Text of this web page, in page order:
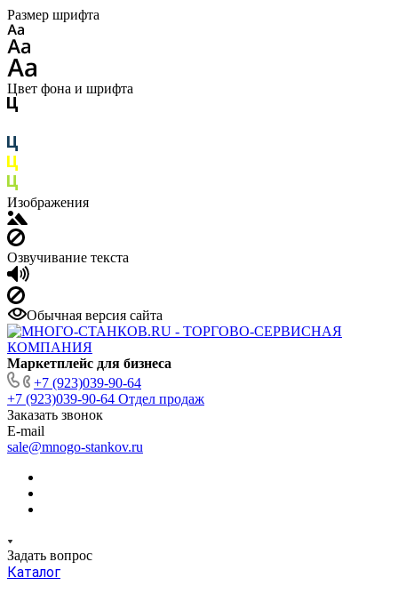
Размер шрифта
Цвет фона и шрифта
Изображения
Озвучивание текста
Обычная версия сайта
Маркетплейс для бизнеса
+7 (923)039-90-64
+7 (923)039-90-64 Отдел продаж
Заказать звонок
E-mail
sale@mnogo-stankov.ru
Задать вопрос
Каталог